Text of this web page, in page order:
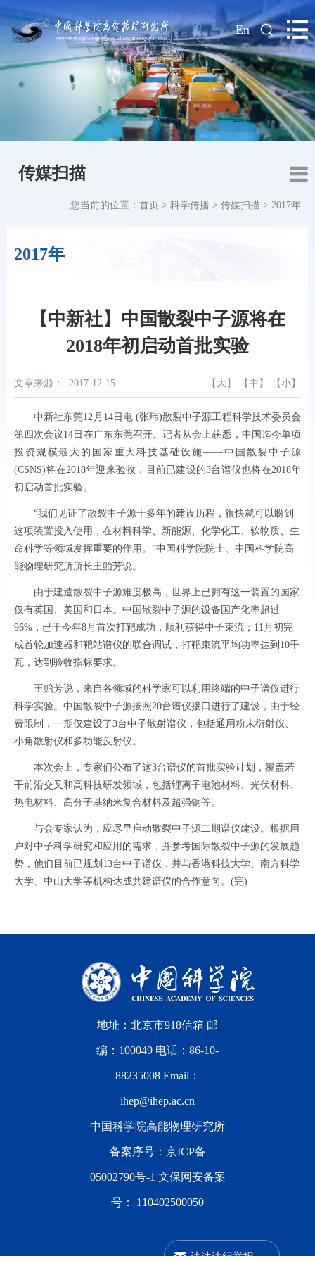
| En
传媒扫描
2017年
您当前的位置： 首页 > 科学传播 > 传媒扫描 > 2017年
【中新社】中国散裂中子源将在
2018年初启动首批实验
文章来源： 2017-12-15 【 大 】 【 中 】 【 小 】
中新社东莞12月14日电 (张玮)散裂中子源工程科学技术委员会
第四次会议14日在广东东莞召开。记者从会上获悉，中国迄今单项
投资规模最大的国家重大科技基础设施——中国散裂中子源
(CSNS)将在2018年迎来验收，目前已建设的3台谱仪也将在2018年
初启动首批实验。
“我们见证了散裂中子源十多年的建设历程，很快就可以盼到
这项装置投入使用，在材料科学、新能源、化学化工、软物质、生
命科学等领域发挥重要的作用。”中国科学院院士、中国科学院高
能物理研究所所长王贻芳说。
由于建造散裂中子源难度极高，世界上已拥有这一装置的国家
仅有英国、美国和日本。中国散裂中子源的设备国产化率超过
96%，已于今年8月首次打靶成功，顺利获得中子束流；11月初完
成首轮加速器和靶站谱仪的联合调试，打靶束流平均功率达到10千
瓦，达到验收指标要求。
王贻芳说，来自各领域的科学家可以利用终端的中子谱仪进行
科学实验。中国散裂中子源按照20台谱仪接口进行了建设，由于经
费限制，一期仅建设了3台中子散射谱仪，包括通用粉末衍射仪、
小角散射仪和多功能反射仪。
本次会上，专家们公布了这3台谱仪的首批实验计划，覆盖若
干前沿交叉和高科技研发领域，包括锂离子电池材料、光伏材料、
热电材料、高分子基纳米复合材料及超强钢等。
与会专家认为，应尽早启动散裂中子源二期谱仪建设。根据用
户对中子科学研究和应用的需求，并参考国际散裂中子源的发展趋
势，他们目前已规划13台中子谱仪，并与香港科技大学、南方科学
大学、中山大学等机构达成共建谱仪的合作意向。(完)
地址：北京市918信箱 邮
编：100049 电话：86-10-
88235008 Email：
ihep@ihep.ac.cn
中国科学院高能物理研究所
备案序号： 京ICP备
05002790号-1 文保网安备案
号： 110402500050
违法违纪举报